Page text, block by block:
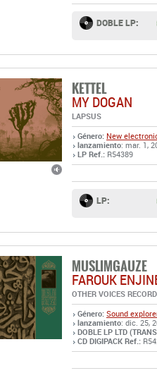
DOBLE LP:
KETTEL
MY DOGAN
LAPSUS
Género: New
lanzamiento: mar. 1,
LP Ref.: R54389
LP:
MUSLIMGAUZE
FAROUK
OTHER VOICES
Género: Sound
lanzamiento: dic. 25,
DOBLE LP LTD
CD DIGIPACK Ref.: